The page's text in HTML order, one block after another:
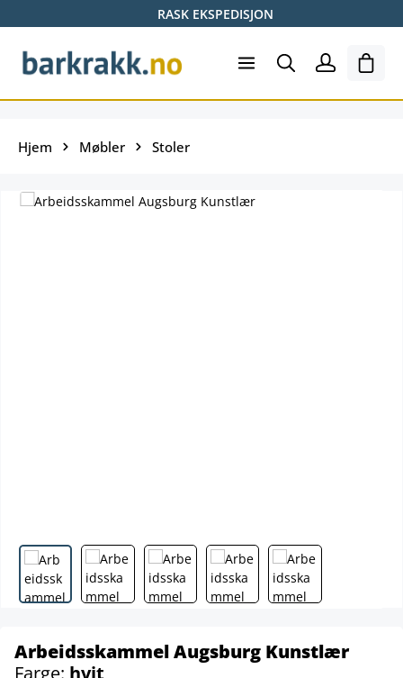
RASK EKSPEDISJON
Hjem Møbler Stoler
Arbeidsskammel Augsburg Kunstlær
Farge: hvit